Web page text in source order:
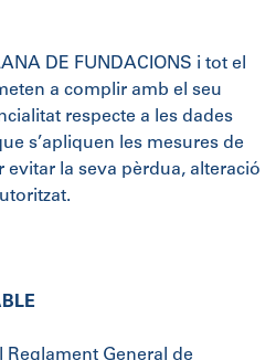
DE FUNDACIONS i tot el
a complir amb el seu
respecte a les dades
s’apliquen les mesures de
evitar la seva pèrdua, alteració
Reglament General de